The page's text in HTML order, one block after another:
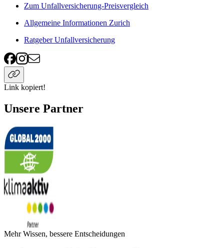
Zum Unfallversicherung-Preisvergleich
Allgemeine Informationen Zurich
Ratgeber Unfallversicherung
Link kopiert!
Unsere Partner
Mehr Wissen, bessere Entscheidungen